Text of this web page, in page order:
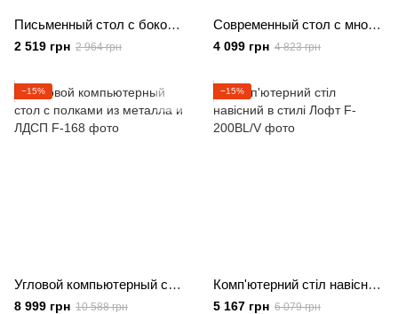
Письменный стол с боковыми полками из ЛДСП
2 519 грн 2 964 грн
Современный стол с многоуровневыми полками
4 099 грн 4 823 грн
−15%
Угловой компьютерный стол с полками из металла и ЛДСП
8 999 грн 10 588 грн
−15%
Комп'ютерний стіл навісний в стилі Лофт
5 167 грн 6 079 грн